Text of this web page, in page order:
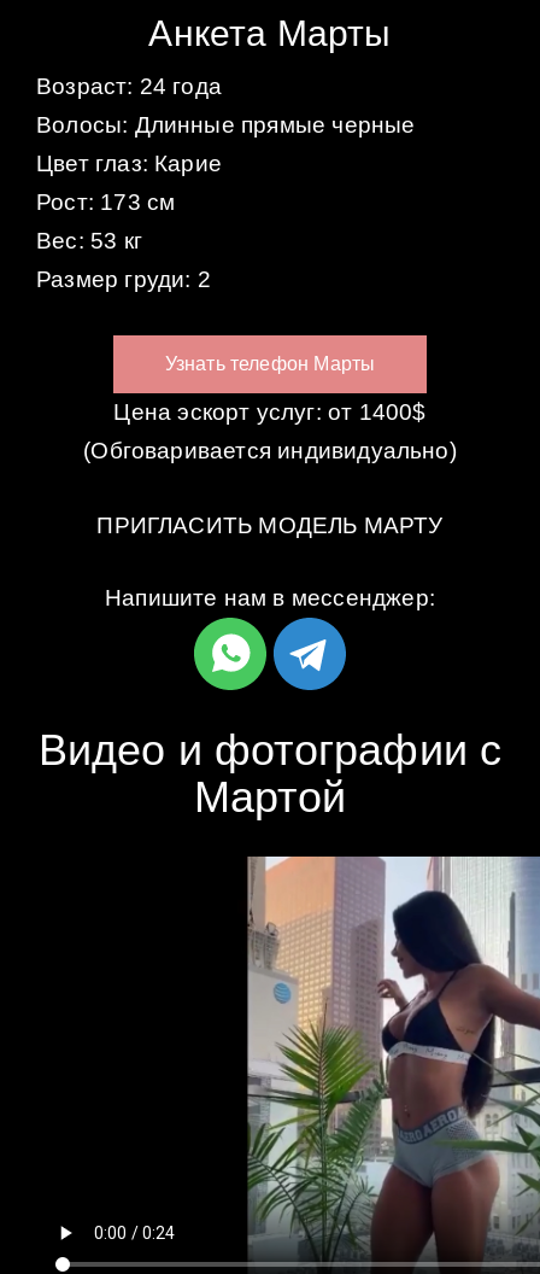
Анкета Марты
Возраст: 24 года
Волосы: Длинные прямые черные
Цвет глаз: Карие
Рост: 173 см
Вес: 53 кг
Размер груди: 2
Узнать телефон Марты
Цена эскорт услуг: от 1400$
(Обговаривается индивидуально)
ПРИГЛАСИТЬ МОДЕЛЬ МАРТУ
Напишите нам в мессенджер:
Видео и фотографии с
Мартой